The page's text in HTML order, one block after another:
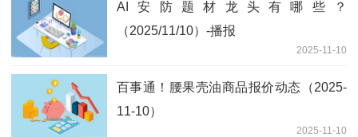
AI安防题材龙头有哪些？
（2025/11/10）-播报
2025-11-10
百事通！腰果壳油商品报价动态（2025-
11-10）
2025-11-10